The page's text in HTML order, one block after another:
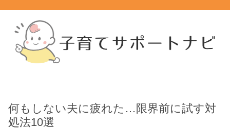
何もしない夫に疲れた…限界前に試す対
処法10選